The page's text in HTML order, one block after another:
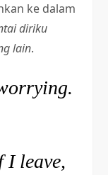
ke dalam
diriku
lain.
I leave,